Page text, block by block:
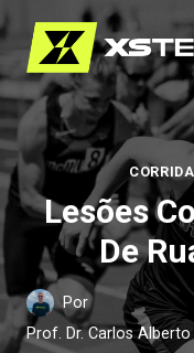
Pular
para
o
Conteúdo
Lesões
De
Por
Prof. Dr. Carlos Alberto